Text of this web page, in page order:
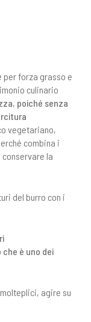
per forza grasso e
culinario
, poiché senza
vegetariano,
combina i
la
del burro con i
è uno dei
agire su